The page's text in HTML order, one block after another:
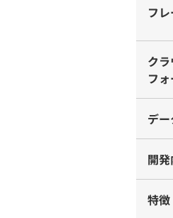
フ
ク
フ
デ
開
特徴